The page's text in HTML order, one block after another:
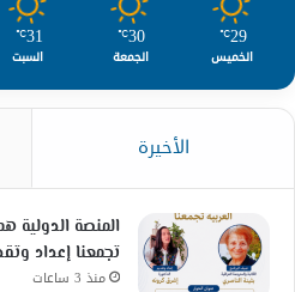
29
℃
الخميس
30
℃
الجمعة
31
℃
السبت
الأخيرة
المنصة الدولية
تجمعنا إعداد
منذ 3 ساعات